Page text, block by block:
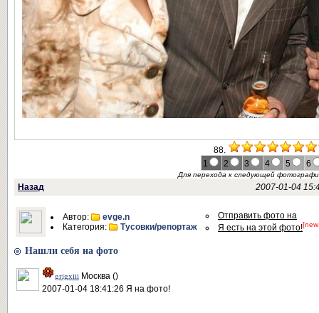
88.
1
2 3 4 5 6
Для перехода к следующей
Назад 2007-01-04
Автор:
evge.n
Категория:
Тусовки/репортаж
Отправить фото на
Я есть на этой фото!
Нашли себя на фото
grigxiii Москва ()
2007-01-04 18:41:26 Я на фото!